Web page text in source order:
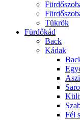
Tükrök
Fürdőkád
Back
Kádak
Fél